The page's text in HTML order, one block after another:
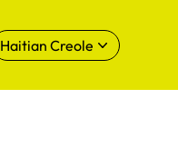
Haitian Creole